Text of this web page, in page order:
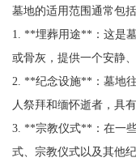
墓地的适用范围通常包
1. **埋葬用途**：这是
或骨灰，提供一个安静
2. **纪念设施**：墓地
人祭拜和缅怀逝者，具
3. **宗教仪式**：在一
式、宗教仪式以及其他